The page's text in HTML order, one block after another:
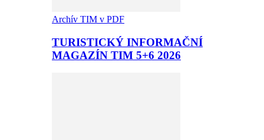
Archív TIM v PDF
TURISTICKÝ INFORMAČNÍ
MAGAZÍN TIM 5+6 2026